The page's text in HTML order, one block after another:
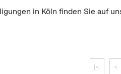
in Köln finden Sie auf
|< <